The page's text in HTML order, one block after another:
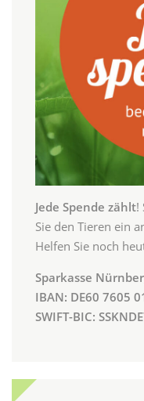
Jede Spende zählt!
Sie den Tieren ein
Helfen Sie noch
Sparkasse
IBAN: DE60 7605
SWIFT-BIC: